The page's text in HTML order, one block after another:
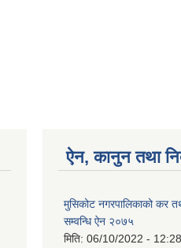
ऐन, कानुन तथा
मुसिकोट नगरपालिकाको कर
सम्वन्धि ऐन २०७५
मिति: 06/10/2022 - 12:28